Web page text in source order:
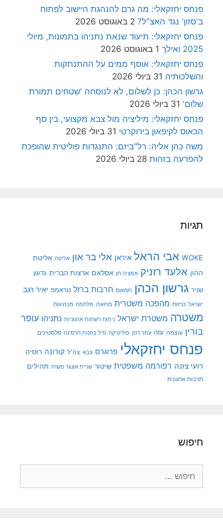
פנחס יחזקאלי: מה גרם להנהגת היישוב לפתוח
ב'סזון' נגד האצ"ל? 2 באוגוסט 2026
פנחס יחזקאלי: תיעוד שנאת נתניהו בתמונות, מיולי
2025 ואילך
1 באוגוסט 2026
פנחס יחזקאלי: אוסף ממים על ההתנתקות
והשלכותיה 31 ביולי 2026
גרשון הכהן: כן לשלום, לא לנוסחה 'שטחים תמורת
שלום' 31 ביולי 2026
פנחס יחזקאלי: מיליציה מול צבא מקצועי, בין סף
הכאוס לקיפאון בירוקרטי 31 ביולי 2026
משה כהן אליה: רל"ביזם: התנגדות פוליטית שהופכת
להפרעה בזהות 28 ביולי 2026
תגיות
WOKE אבי הראל איראן אלי בר און אליטה אליטת
ההון אלעד רזניק אמציה חן אסלאם ארצות הברית גדעון
שניר גרשון הכהן חמאס חרבות ברזל טראמפ יאיר רגב
ישראל כרזות מהפכה משטרית מחאה מלחמה מנהיגות
משטרה משטרת ישראל ניתוח רשתות ארגוניות נתניהו עופר
בורין עוצמה עזה עמר דנק פוליטיקה פיל בחנות חרסינה פלסטינים
פנחס יחזקאלי פרוגרס צבא צה"ל קורונה רוסיה
רועי צזנה רפורמה משפטית שיטור שרית אונגר משיח תהילים
תרבות ארגונית
חיפוש